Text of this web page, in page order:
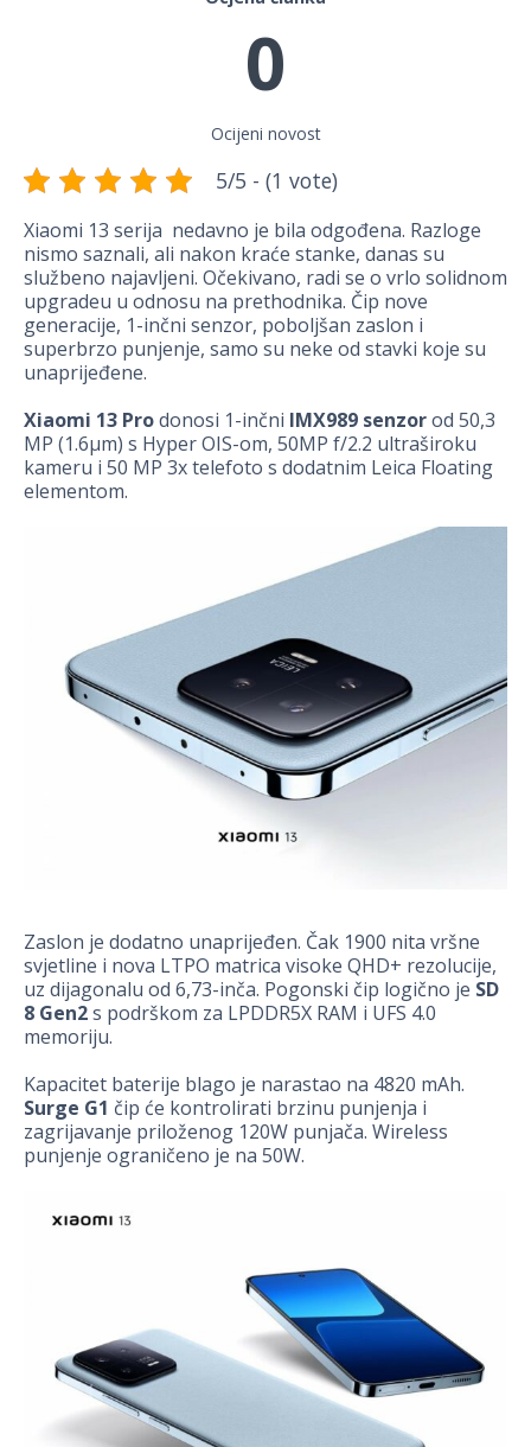
0
Ocijeni novost
5/5 - (1 vote)
Xiaomi 13 serija nedavno je bila odgođena. Razloge
nismo saznali, ali nakon kraće stanke, danas su
službeno najavljeni. Očekivano, radi se o vrlo solidnom
upgradeu u odnosu na prethodnika. Čip nove
generacije, 1-inčni senzor, poboljšan zaslon i
superbrzo punjenje, samo su neke od stavki koje su
unaprijeđene.
Xiaomi 13 Prodonosi 1-inčni IMX989 senzorod 50,3
MP (1.6µm) s Hyper OIS-om, 50MP f/2.2 ultraširoku
kameru i 50 MP 3x telefoto s dodatnim Leica Floating
elementom.
Zaslon je dodatno unaprijeđen. Čak 1900 nita vršne
svjetline i nova LTPO matrica visoke QHD+ rezolucije,
uz dijagonalu od 6,73-inča. Pogonski čip logično je SD
8 Gen2s podrškom za LPDDR5X RAM i UFS 4.0
memoriju.
Kapacitet baterije blago je narastao na 4820 mAh.
Surge G1 čip će kontrolirati brzinu punjenja i
zagrijavanje priloženog 120W punjača. Wireless
punjenje ograničeno je na 50W.